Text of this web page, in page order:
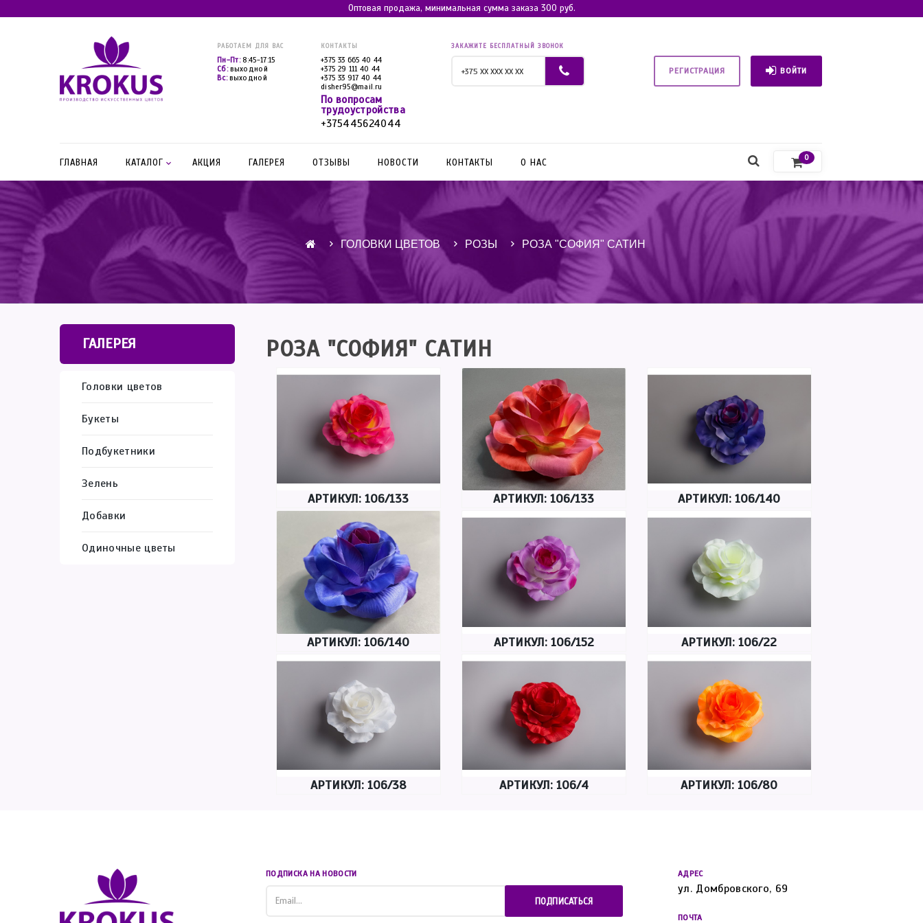
Оптовая продажа, минимальная сумма заказа 300 руб.
РАБОТАЕМ ДЛЯ ВАС
Пн-Пт: 8:45-17:15
Сб:выходной
Вс:выходной
КОНТАКТЫ
+375 33 665 40 44
+375 29 111 40 44
+375 33 917 40 44
disher95@mail.ru
По вопросам
трудоустройства
+375445624044
ЗАКАЖИТЕ БЕСПЛАТНЫЙ ЗВОНОК
РЕГИСТРАЦИЯ ВОЙТИ
ГЛАВНАЯ КАТАЛОГ АКЦИЯ ГАЛЕРЕЯ ОТЗЫВЫ НОВОСТИ КОНТАКТЫ О НАС
0
ГОЛОВКИ ЦВЕТОВ РОЗЫ РОЗА "СОФИЯ" САТИН
ГАЛЕРЕЯ
Головки цветов
Букеты
Подбукетники
Зелень
Добавки
Одиночные цветы
РОЗА "СОФИЯ" САТИН
АРТИКУЛ: 106/133 АРТИКУЛ: 106/133 АРТИКУЛ: 106/140
АРТИКУЛ: 106/140 АРТИКУЛ: 106/152 АРТИКУЛ: 106/22
АРТИКУЛ: 106/38 АРТИКУЛ: 106/4 АРТИКУЛ: 106/80
ПОДПИСКА НА НОВОСТИ
ПОДПИСАТЬСЯ
АДРЕС
ул. Домбровского, 69
ПОЧТА